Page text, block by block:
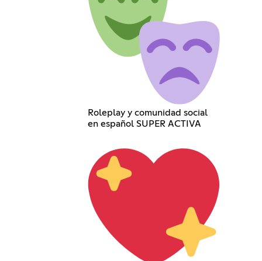
Roleplay y comunidad social
en español SUPER ACTIVA